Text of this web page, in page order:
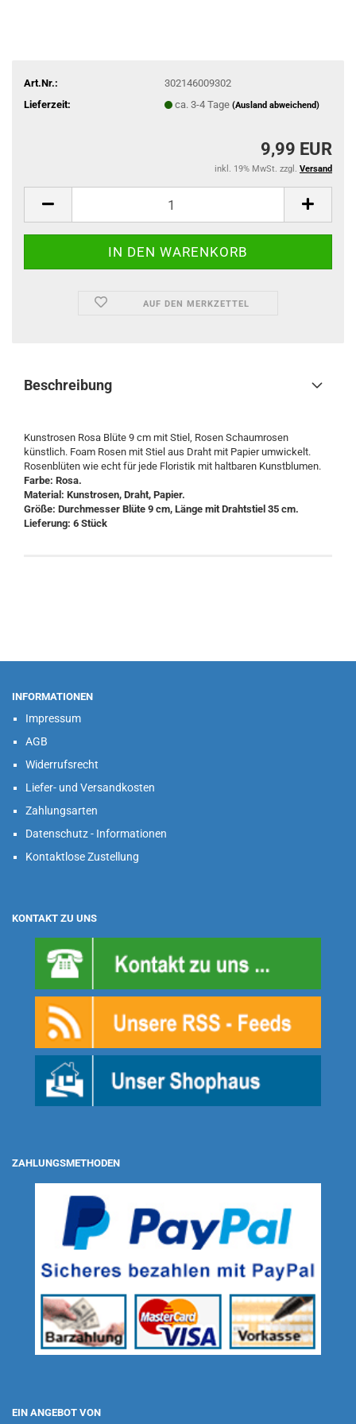
Art.Nr.:
302146009302
Lieferzeit:
ca. 3-4 Tage (Ausland abweichend)
9,99 EUR
inkl. 19% MwSt. zzgl. Versand
AUF DEN MERKZETTEL
Beschreibung
Kunstrosen Rosa Blüte 9 cm mit Stiel, Rosen Schaumrosen
künstlich. Foam Rosen mit Stiel aus Draht mit Papier umwickelt.
Rosenblüten wie echt für jede Floristik mit haltbaren Kunstblumen.
Farbe: Rosa.
Material: Kunstrosen, Draht, Papier.
Größe: Durchmesser Blüte 9 cm, Länge mit Drahtstiel 35 cm.
Lieferung: 6 Stück
INFORMATIONEN
Impressum
AGB
Widerrufsrecht
Liefer- und Versandkosten
Zahlungsarten
Datenschutz - Informationen
Kontaktlose Zustellung
KONTAKT ZU UNS
ZAHLUNGSMETHODEN
EIN ANGEBOT VON